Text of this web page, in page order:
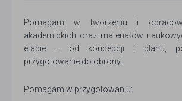
Pomagam w tworzeniu i
akademickich oraz materiałów
etapie – od koncepcji i planu,
przygotowanie do obrony.
Pomagam w przygotowaniu: